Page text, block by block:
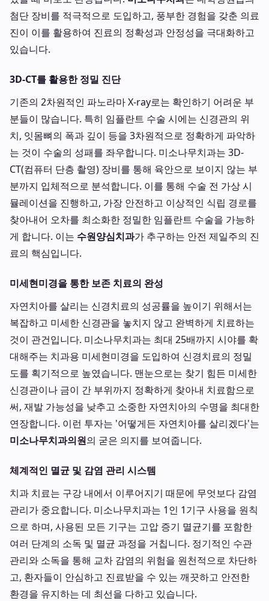
첨단 장비를 적극적으로 도입하고, 풍부한 경험을 갖춘 의료
진이 이를 활용하여 진료의 정확성과 안정성을 극대화하고
있습니다.
3D-CT를 활용한 정밀 진단
기존의 2차원적인 파노라마 X-ray로는 확인하기 어려운 부
분들이 많습니다. 특히 임플란트 수술 시에는 신경관의 위
치, 잇몸뼈의 폭과 깊이 등을 3차원적으로 정확하게 파악하
는 것이 수술의 성패를 좌우합니다. 미소나무치과는 3D-
CT(컴퓨터 단층 촬영) 장비를 통해 육안으로 보이지 않는 부
분까지 입체적으로 분석합니다. 이를 통해 수술 전 가상 시
뮬레이션을 진행하고, 가장 안전하고 이상적인 식립 경로를
찾아내어 오차를 최소화한 정밀한 임플란트 수술을 가능하
게 합니다. 이는 수원양심치과가 추구하는 안전 제일주의 진
료의 핵심입니다.
미세현미경을 통한 보존 치료의 완성
자연치아를 살리는 신경치료의 성공률을 높이기 위해서는
복잡하고 미세한 신경관을 놓치지 않고 완벽하게 치료하는
것이 관건입니다. 미소나무치과는 최대 25배까지 시야를 확
대해주는 치과용 미세현미경을 도입하여 신경치료의 정밀
도를 획기적으로 높였습니다. 맨눈으로는 찾기 힘든 미세한
신경관이나 금이 간 부위까지 정확하게 찾아내 치료함으로
써, 재발 가능성을 낮추고 소중한 자연치아의 수명을 최대한
연장합니다. 이런 투자는 '어떻게든 자연치아를 살리겠다'는
미소나무치과의원의 굳은 의지를 보여줍니다.
체계적인 멸균 및 감염 관리 시스템
치과 치료는 구강 내에서 이루어지기 때문에 무엇보다 감염
관리가 중요합니다. 미소나무치과는 1인 1기구 사용을 원칙
으로 하며, 사용된 모든 기구는 고압 증기 멸균기를 포함한
여러 단계의 소독 및 멸균 과정을 거칩니다. 정기적인 수관
관리와 소독을 통해 교차 감염의 위험을 원천적으로 차단하
고, 환자들이 안심하고 진료받을 수 있는 깨끗하고 안전한
환경을 유지하는 데 최선을 다하고 있습니다.